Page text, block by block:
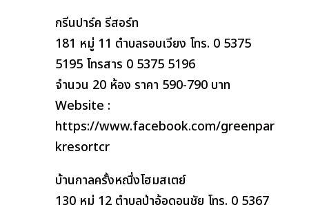
กรีนปาร์ค รีสอร์ท
181 หมู่ 11 ตำบลรอบเวียง โทร. 0 5375
5195 โทรสาร 0 5375 5196
จำนวน 20 ห้อง ราคา 590-790 บาท
Website :
https://www.facebook.com/greenpar
kresortcr
บ้านกาลครั้งหณึ่งโฮมสเตย์
130 หมู่ 12 ตำบลป่าอ้อดอนชัย โทร. 0 5367